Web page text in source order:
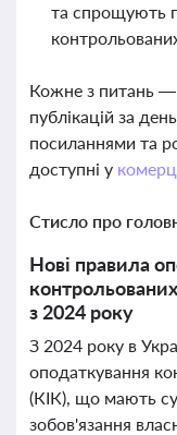
та спрощують
Кожне з питань —
публікацій за
посиланнями та
доступні у
Стисло про
Нові правила
з 2024 року
З 2024 року в
оподаткування
(КІК), що мають
зобов'язання